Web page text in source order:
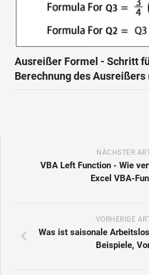
Ausreißer Formel - Schritt
Berechnung des
NÄCHSTER
VBA Left Function - Wie
Excel VBA-
VORHERIGE
Was ist saisonale
Beispiele,